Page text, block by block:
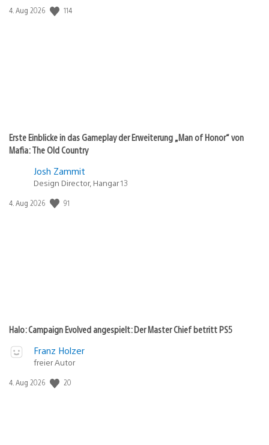
Veröffentlichungsdatum:
4. Aug 2026 114
Erste Einblicke in das Gameplay der Erweiterung „Man of Honor“ von
Mafia: The Old Country
Josh Zammit
Design Director, Hangar 13
Veröffentlichungsdatum:
4. Aug 2026 91
Halo: Campaign Evolved angespielt: Der Master Chief betritt PS5
Franz Holzer
freier Autor
Veröffentlichungsdatum:
4. Aug 2026 20